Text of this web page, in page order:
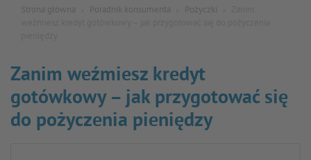
Strona główna Poradnik konsumenta Pożyczki
Zanim weźmiesz kredyt
gotówkowy – jak przygotować się
do pożyczenia pieniędzy